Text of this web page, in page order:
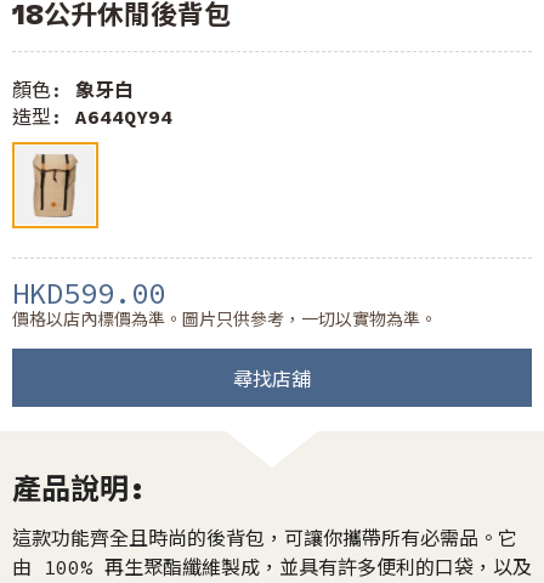
18公升休閒後背包
顏色: 象牙白
造型: A644QY94
HKD599.00
價格以店內標價為準。圖片只供參考，一切以實物為準。
尋找店舖
產品說明:
這款功能齊全且時尚的後背包，可讓你攜帶所有必需品。它
由 100% 再生聚酯纖維製成，並具有許多便利的口袋，以及